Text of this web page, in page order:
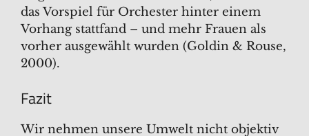
das Vorspiel für Orchester hinter einem
Vorhang stattfand – und mehr Frauen als
vorher ausgewählt wurden (Goldin & Rouse,
2000).
Fazit
Wir nehmen unsere Umwelt nicht objektiv